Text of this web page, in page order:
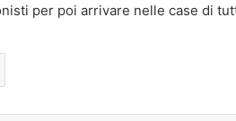
per poi arrivare nelle case di